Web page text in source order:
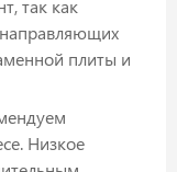
так как
направляющих
плиты и
Низкое